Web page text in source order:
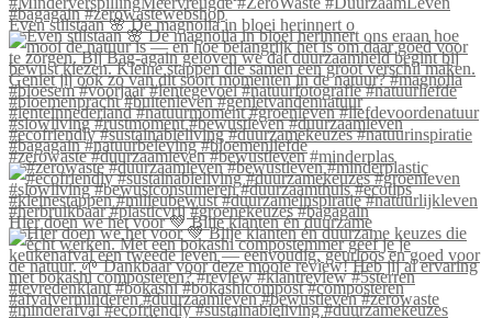
Even stilstaan 🌸 De magnolia in bloei herinnert o
#zerowaste #duurzaamleven #bewustleven #minderplas
Hier doen we het voor 💚 Blije klanten én duurzame